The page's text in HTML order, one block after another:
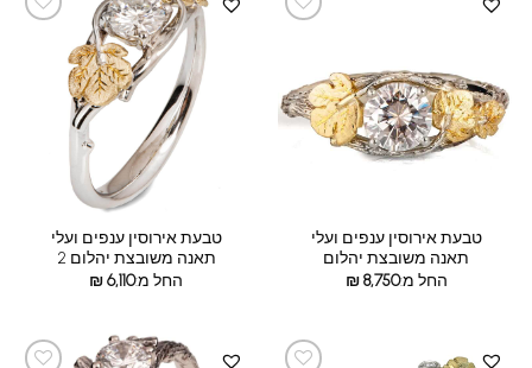
טבעת אירוסין ענפים ועלי
תאנה משובצת יהלום
החל מ:
₪8,750
טבעת אירוסין ענפים ועלי
תאנה משובצת יהלום 2
החל מ:
₪6,110